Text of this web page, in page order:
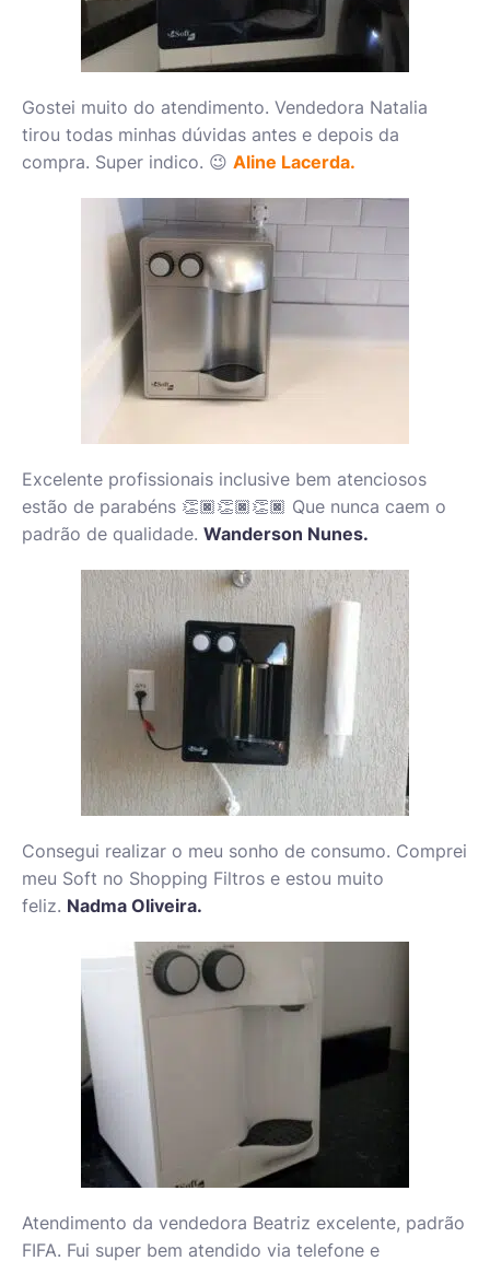
Gostei muito do atendimento. Vendedora Natalia
tirou todas minhas dúvidas antes e depois da
compra. Super indico. 😉 Aline Lacerda.
Excelente profissionais inclusive bem atenciosos
estão de parabéns 👏🏿👏🏿👏🏿 Que nunca caem o
padrão de qualidade. Wanderson Nunes.
Consegui realizar o meu sonho de consumo. Comprei
meu Soft no Shopping Filtros e estou muito
feliz. Nadma Oliveira.
Atendimento da vendedora Beatriz excelente, padrão
FIFA. Fui super bem atendido via telefone e